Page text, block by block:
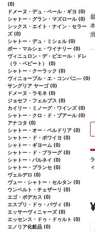
(0)
ドメーヌ・デュ・ペール・ギヨ (0)
シャトー・グラン・マズロール (0)
シックス・エイト・ナイン・セラー
ズ (0)
シャトー・デュ・ミシェル (0)
ボー・マルシェ・ワイナリー (0)
ヴィニュロン・デ・ピエール・ドレ
（ラ・ペピート） (0)
シャトー・クーラック (0)
ヴィニョーブル・エ・コンパニ― (0)
サングリア ヤーゴ (0)
ドメーヌ・ラモネ (0)
ジョセフ・フェルプス (0)
カイリー・ミノーグ・ワインズ (0)
シャトー・クロ・ド・ブアール (0)
アナコタ (0)
シャトー・オー・ペルドリア (0)
シャトー・ド・ボワイヨ (0)
シャトー・ギヨーム (0)
シャトー・ド・ブラーグ (0)
シャトー・パルネイ (0)
シャトー・プランセ (0)
ヴェルデロ (0)
ヴュー・シャトー・セルタン (0)
ウンベルト・チェザーリ (0)
エゴ・ボデカス (0)
エスプリ・ドゥ・パヴィ (0)
エッサーヴィニャーズ (0)
エッセンス・ドゥ・ドゥルト (0)
エノリア化粧品 (0)
ィ